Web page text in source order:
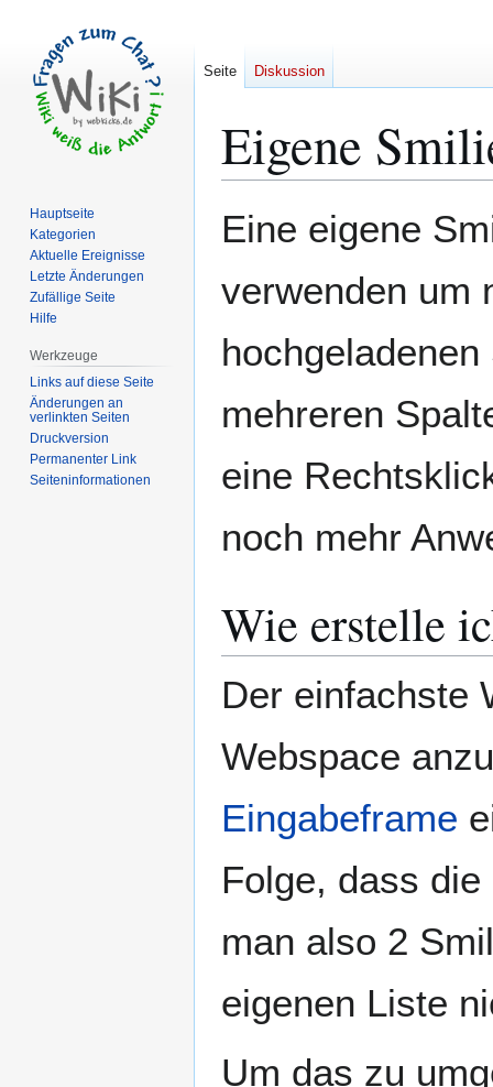
Eigene
Navigation
Suche
Eine eigene
verwenden um
mehreren
eine
noch mehr
Wie erstelle
Der einfachste
Webspace
Eingabeframe
Folge, dass
man also 2
eigenen Liste
Um das zu
Seite Diskussion
Hauptseite
Kategorien
Aktuelle Ereignisse
Letzte Änderungen
Zufällige Seite
Hilfe
Werkzeuge
Links auf diese Seite
Änderungen an
verlinkten Seiten
Druckversion
Permanenter Link
Seiten­­informationen